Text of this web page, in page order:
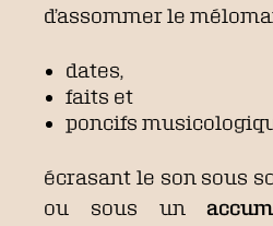
d’assommer le
dates,
faits et
poncifs
écrasant le son sous
ou sous un